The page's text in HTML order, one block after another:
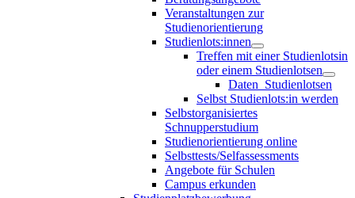
Veranstaltungen zur
Studienorientierung
Studienlots:innen
Treffen mit einer Studienlotsin
oder einem Studienlotsen
Daten_Studienlotsen
Selbst Studienlots:in werden
Selbstorganisiertes
Schnupperstudium
Studienorientierung online
Selbsttests/Selfassessments
Angebote für Schulen
Campus erkunden